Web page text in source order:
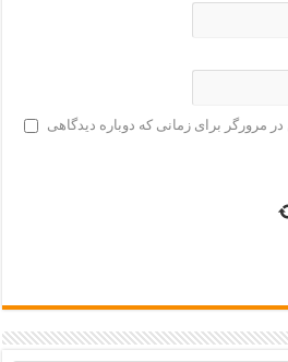
مرورگر برای زمانی که دوباره دیدگاهی